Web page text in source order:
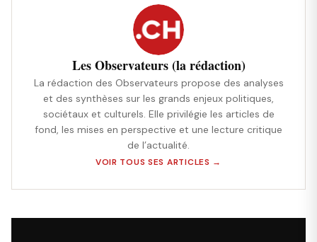
Les Observateurs (la rédaction)
La rédaction des Observateurs propose des analyses
et des synthèses sur les grands enjeux politiques,
sociétaux et culturels. Elle privilégie les articles de
fond, les mises en perspective et une lecture critique
de l’actualité.
VOIR TOUS SES ARTICLES →